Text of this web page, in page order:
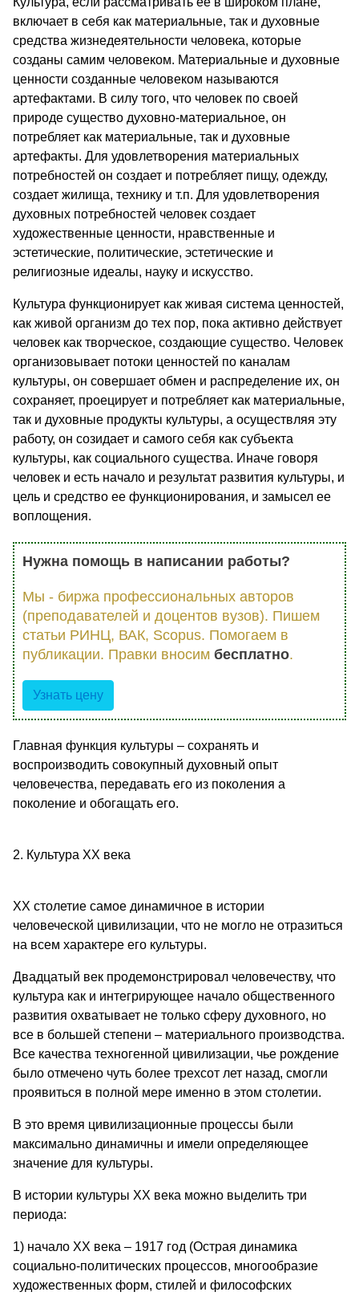
включает в себя как материальные, так и духовные
средства жизнедеятельности человека, которые
созданы самим человеком. Материальные и духовные
ценности созданные человеком называются
артефактами. В силу того, что человек по своей
природе существо духовно-материальное, он
потребляет как материальные, так и духовные
артефакты. Для удовлетворения материальных
потребностей он создает и потребляет пищу, одежду,
создает жилища, технику и т.п. Для удовлетворения
духовных потребностей человек создает
художественные ценности, нравственные и
эстетические, политические, эстетические и
религиозные идеалы, науку и искусство.
Культура функционирует как живая система ценностей,
как живой организм до тех пор, пока активно действует
человек как творческое, создающие существо. Человек
организовывает потоки ценностей по каналам
культуры, он совершает обмен и распределение их, он
сохраняет, проецирует и потребляет как материальные,
так и духовные продукты культуры, а осуществляя эту
работу, он созидает и самого себя как субъекта
культуры, как социального существа. Иначе говоря
человек и есть начало и результат развития культуры, и
цель и средство ее функционирования, и замысел ее
воплощения.
Нужна помощь в написании работы?
Мы - биржа профессиональных авторов
(преподавателей и доцентов вузов). Пишем
статьи РИНЦ, ВАК, Scopus. Помогаем в
публикации. Правки вносим бесплатно.
Узнать цену
Главная функция культуры – сохранять и
воспроизводить совокупный духовный опыт
человечества, передавать его из поколения а
поколение и обогащать его.
2. Культура ХХ века
ХХ столетие самое динамичное в истории
человеческой цивилизации, что не могло не отразиться
на всем характере его культуры.
Двадцатый век продемонстрировал человечеству, что
культура как и интегрирующее начало общественного
развития охватывает не только сферу духовного, но
все в большей степени – материального производства.
Все качества техногенной цивилизации, чье рождение
было отмечено чуть более трехсот лет назад, смогли
проявиться в полной мере именно в этом столетии.
В это время цивилизационные процессы были
максимально динамичны и имели определяющее
значение для культуры.
В истории культуры ХХ века можно выделить три
периода:
1) начало ХХ века – 1917 год (Острая динамика
социально-политических процессов, многообразие
художественных форм, стилей и философских